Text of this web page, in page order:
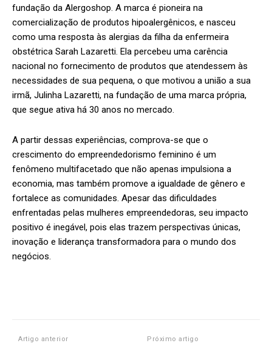
fundação da Alergoshop. A marca é pioneira na
comercialização de produtos hipoalergênicos, e nasceu
como uma resposta às alergias da filha da enfermeira
obstétrica Sarah Lazaretti. Ela percebeu uma carência
nacional no fornecimento de produtos que atendessem às
necessidades de sua pequena, o que motivou a união a sua
irmã, Julinha Lazaretti, na fundação de uma marca própria,
que segue ativa há 30 anos no mercado.
A partir dessas experiências, comprova-se que o
crescimento do empreendedorismo feminino é um
fenômeno multifacetado que não apenas impulsiona a
economia, mas também promove a igualdade de gênero e
fortalece as comunidades. Apesar das dificuldades
enfrentadas pelas mulheres empreendedoras, seu impacto
positivo é inegável, pois elas trazem perspectivas únicas,
inovação e liderança transformadora para o mundo dos
negócios.
Artigo anterior Próximo artigo